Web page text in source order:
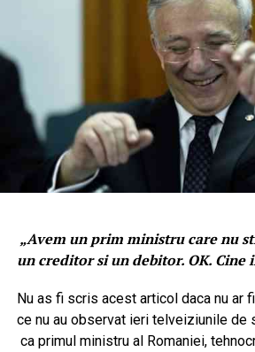
„Avem un prim ministru care nu
un creditor si un debitor. OK. Cine
Nu as fi scris acest articol daca nu ar
ce nu au observat ieri telveiziunile de
ca primul ministru al Romaniei,